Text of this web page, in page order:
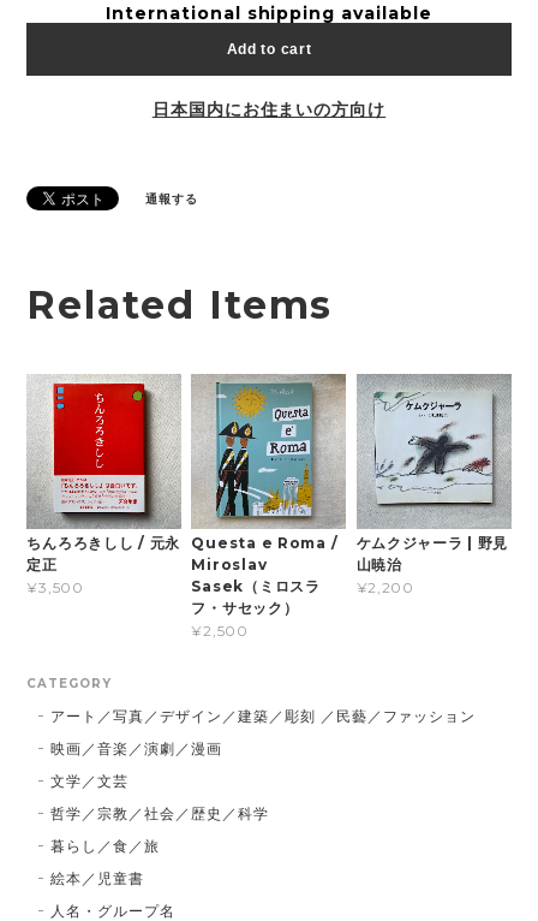
International shipping available
Add to cart
日本国内にお住まいの方向け
通報する
Related Items
ちんろろきしし / 元永
定正
¥3,500
Questa e Roma /
Miroslav
Sasek（ミロスラ
フ・サセック）
¥2,500
ケムクジャーラ | 野見
山暁治
¥2,200
CATEGORY
アート／写真／デザイン／建築／彫刻 ／民藝／ファッション
映画／音楽／演劇／漫画
文学／文芸
哲学／宗教／社会／歴史／科学
暮らし／食／旅
絵本／児童書
人名・グループ名